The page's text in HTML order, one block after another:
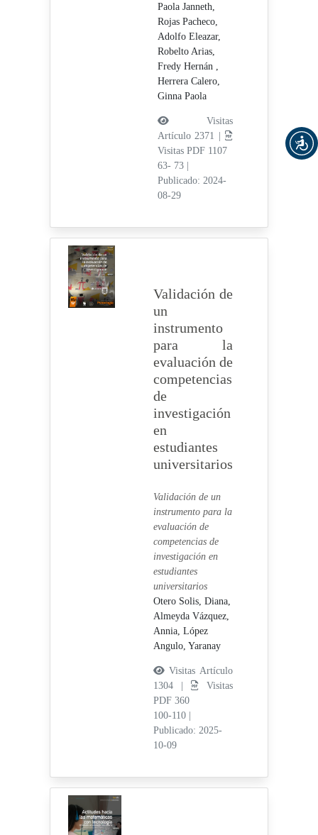
Paola Janneth,
Rojas Pacheco,
Adolfo Eleazar,
Robelto Arias,
Fredy Hernán ,
Herrera Calero,
Ginna Paola
Visitas
Artículo 2371 |
Visitas PDF 1107
63- 73
Publicado: 2024-
08-29
Validación de
un
instrumento
para la
evaluación de
competencias
de
investigación
en
estudiantes
universitarios
Validación de un
instrumento para la
evaluación de
competencias de
investigación en
estudiantes
universitarios
Otero Solis, Diana,
Almeyda Vázquez,
Annia, López
Angulo, Yaranay
Visitas Artículo
1304 |
Visitas
PDF 360
100-110
Publicado: 2025-
10-09